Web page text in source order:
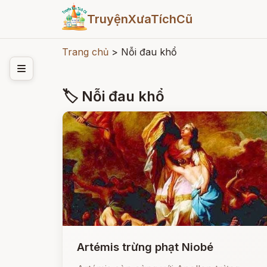
TruyệnXưaTíchCũ
Trang chủ > Nỗi đau khổ
🏷 Nỗi đau khổ
Artémis trừng phạt Niobé